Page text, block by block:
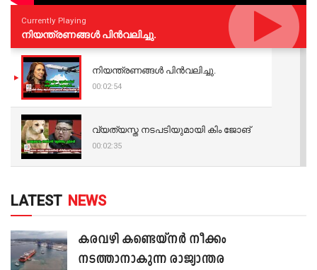
Currently Playing
നിയന്ത്രണങ്ങള്‍ പിന്‍വലിച്ചു.
നിയന്ത്രണങ്ങള്‍ പിന്‍വലിച്ചു.
00:02:54
വ്യത്യസ്ത നടപടിയുമായി കിം ജോങ്
00:02:35
LATEST NEWS
കരവഴി കണ്ടെയ്നർ നീക്കം
നടത്താനാകുന്ന രാജ്യാന്തര